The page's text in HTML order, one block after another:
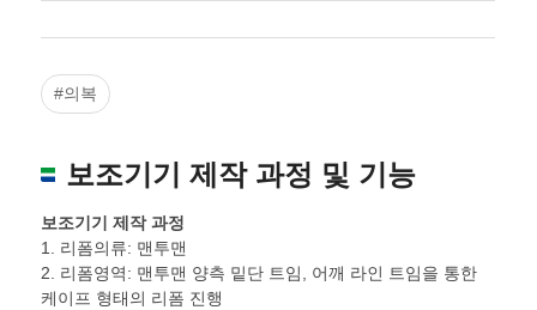
#의복
보조기기 제작 과정 및 기능
보조기기 제작 과정
1. 리폼의류: 맨투맨
2. 리폼영역: 맨투맨 양측 밑단 트임, 어깨 라인 트임을 통한
케이프 형태의 리폼 진행